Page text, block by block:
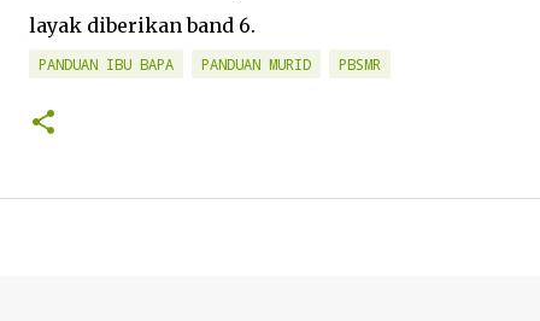
layak diberikan band 6.
PANDUAN IBU BAPA PANDUAN MURID PBSMR